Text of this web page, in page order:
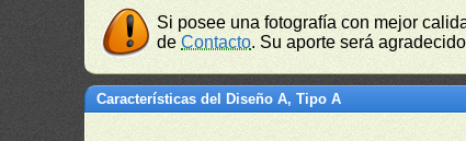
Si posee una fotografía con mejor
deContacto. Su aporte será
Características del Diseño A, Tipo A